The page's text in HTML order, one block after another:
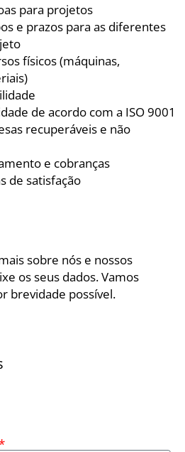
para projetos
e prazos para as diferentes
físicos (máquinas,
de acordo com a ISO 9001
recuperáveis ​​e não
e cobranças
de satisfação
sobre nós e nossos
os seus dados. Vamos
brevidade possível.